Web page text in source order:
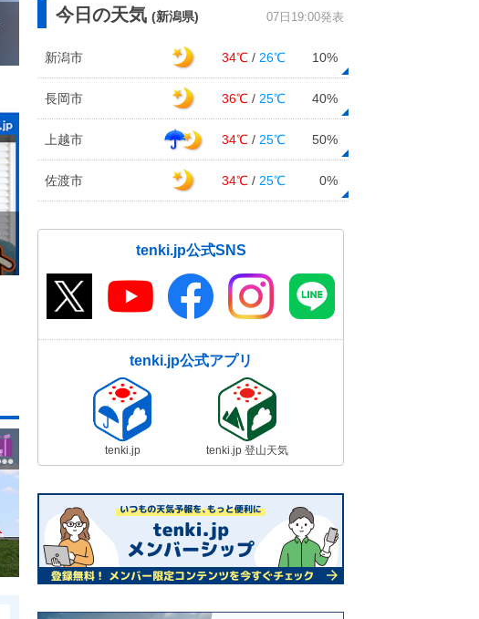
今日の天気 (新潟県) 07日19:00発表
新潟市 34℃ / 26℃ 10%
長岡市 36℃ / 25℃ 40%
上越市 34℃ / 25℃ 50%
佐渡市 34℃ / 25℃ 0%
tenki.jp公式SNS
tenki.jp公式アプリ
tenki.jp tenki.jp 登山天気